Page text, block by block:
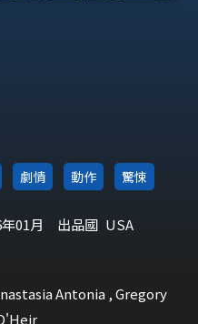
劇情 動作 驚悚
01月 出品國 USA
Antonia , Gregory